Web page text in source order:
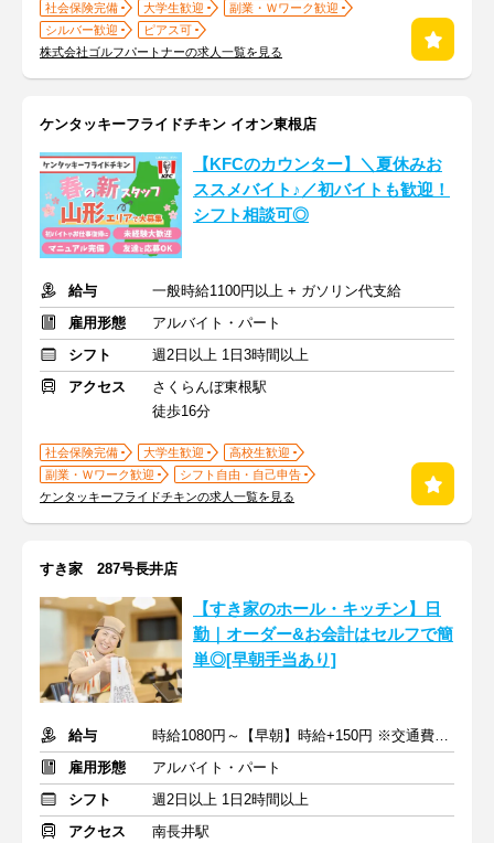
社会保険完備 大学生歓迎
副業・Ｗワーク歓迎
シルバー歓迎
ピアス可
株式会社ゴルフパートナーの求人一覧を見る
ケンタッキーフライドチキン イオン東根店
【KFCのカウンター】＼夏休みお
ススメバイト♪／初バイトも歓迎！
シフト相談可◎
給与
一般時給1100円以上 + ガソリン代支給
雇用形態
アルバイト・パート
シフト
週2日以上 1日3時間以上
アクセス
さくらんぼ東根駅
徒歩16分
社会保険完備 大学生歓迎
高校生歓迎
副業・Ｗワーク歓迎
シフト自由・自己申告
ケンタッキーフライドチキンの求人一覧を見る
すき家 287号長井店
【すき家のホール・キッチン】日
勤｜オーダー&お会計はセルフで簡
単◎[早朝手当あり]
給与
時給1080円～【早朝】時給+150円 ※交通費支給
雇用形態
アルバイト・パート
シフト
週2日以上 1日2時間以上
アクセス
南長井駅